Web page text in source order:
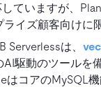
ていますが、
イズ顧客向けに
Serverlessは、
AI駆動のツールを
はコアのMySQL